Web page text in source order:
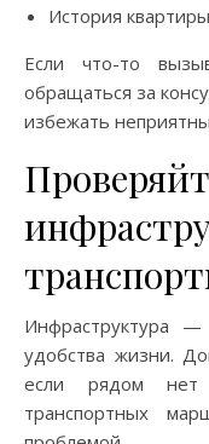
История
Если что-то
обращаться за
избежать
Инфраструктура
удобства жизни.
если рядом нет
транспортных